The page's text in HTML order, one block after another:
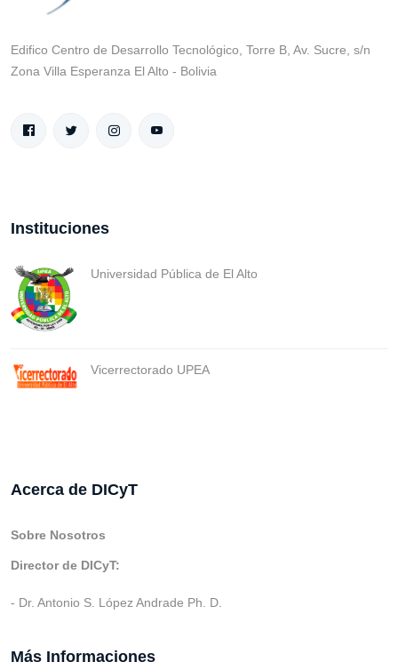
Edifico Centro de Desarrollo Tecnológico, Torre B, Av. Sucre, s/n
Zona Villa Esperanza El Alto - Bolivia
Instituciones
Universidad Pública de El Alto
Vicerrectorado UPEA
Acerca de DICyT
Sobre Nosotros
Director de DICyT:
- Dr. Antonio S. López Andrade Ph. D.
Más Informaciones